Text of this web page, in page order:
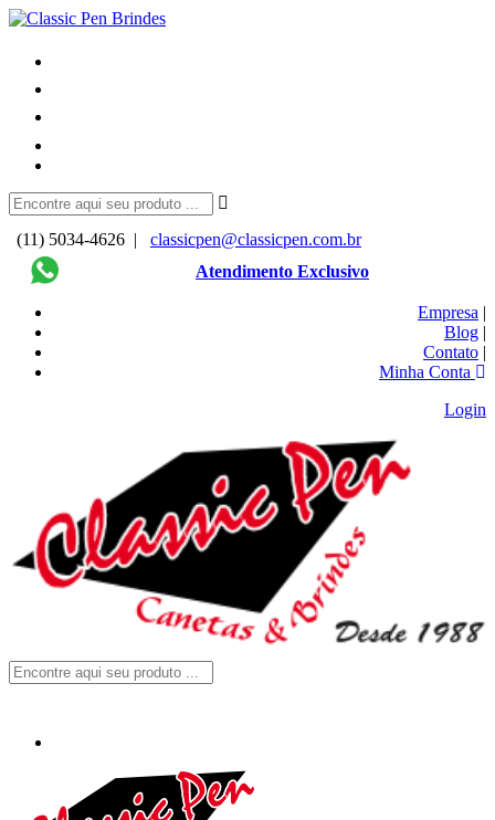
(11) 5034-4626 |
classicpen@classicpen.com.br
Atendimento Exclusivo
Empresa |
Blog |
Contato |
Minha Conta
Login